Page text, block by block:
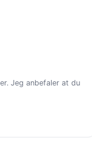
Jeg anbefaler at du